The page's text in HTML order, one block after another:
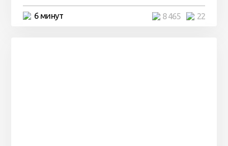
6 минут 22
8 465